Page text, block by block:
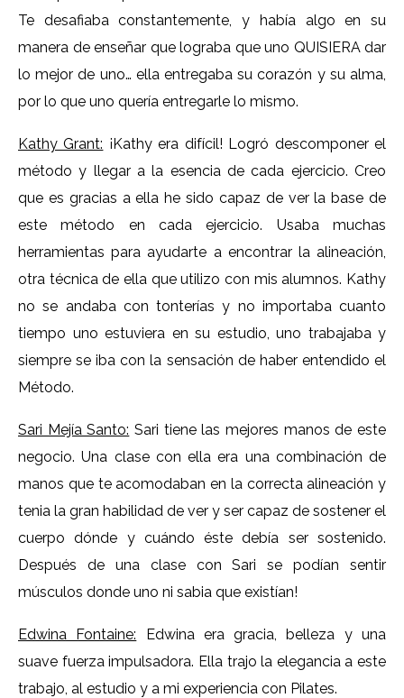
Te desafiaba constantemente, y había algo en su
manera de enseñar que lograba que uno QUISIERA dar
lo mejor de uno… ella entregaba su corazón y su alma,
por lo que uno quería entregarle lo mismo.
Kathy Grant: ¡Kathy era difícil! Logró descomponer el
método y llegar a la esencia de cada ejercicio. Creo
que es gracias a ella he sido capaz de ver la base de
este método en cada ejercicio. Usaba muchas
herramientas para ayudarte a encontrar la alineación,
otra técnica de ella que utilizo con mis alumnos. Kathy
no se andaba con tonterías y no importaba cuanto
tiempo uno estuviera en su estudio, uno trabajaba y
siempre se iba con la sensación de haber entendido el
Método.
Sari Mejía Santo: Sari tiene las mejores manos de este
negocio. Una clase con ella era una combinación de
manos que te acomodaban en la correcta alineación y
tenia la gran habilidad de ver y ser capaz de sostener el
cuerpo dónde y cuándo éste debía ser sostenido.
Después de una clase con Sari se podían sentir
músculos donde uno ni sabia que existían!
Edwina Fontaine: Edwina era gracia, belleza y una
suave fuerza impulsadora. Ella trajo la elegancia a este
trabajo, al estudio y a mi experiencia con Pilates.